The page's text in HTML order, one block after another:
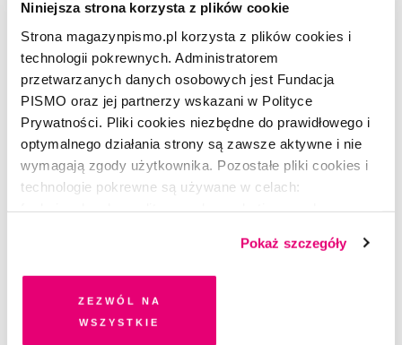
Niniejsza strona korzysta z plików cookie
Strona magazynpismo.pl korzysta z plików cookies i
technologii pokrewnych. Administratorem
przetwarzanych danych osobowych jest Fundacja
PISMO oraz jej partnerzy wskazani w Polityce
Prywatności. Pliki cookies niezbędne do prawidłowego i
optymalnego działania strony są zawsze aktywne i nie
wymagają zgody użytkownika. Pozostałe pliki cookies i
technologie pokrewne są używane w celach:
dobrowolną zgodę na pliki cookies i technologie
pokrewne, zgadzasz się na przechowywanie informacji
na Twoim urządzeniu końcowym lub dostęp do niego i
przetwarzanie danych. Zgodę na wszystkie lub niektóre
Pokaż szczegóły
Zezwól na
wszystkie
Starość w małym mieście
ANDRZEJ ANDRYSIAK